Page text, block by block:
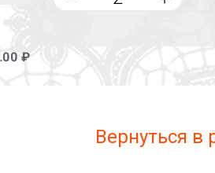
₽
Вернуться в